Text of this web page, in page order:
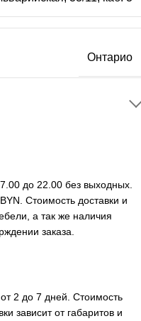
Онтарио
до 22.00 без выходных.
Стоимость доставки и
а так же наличия
заказа.
2 до 7 дней. Стоимость
зависит от габаритов и